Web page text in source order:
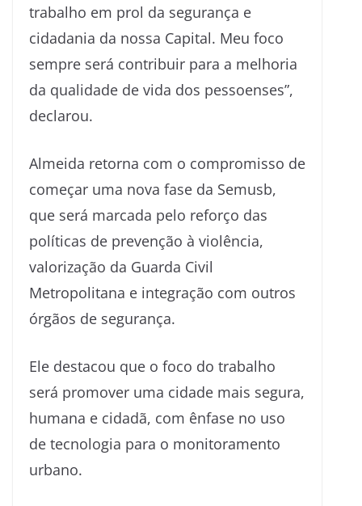
trabalho em prol da segurança e
cidadania da nossa Capital. Meu foco
sempre será contribuir para a melhoria
da qualidade de vida dos pessoenses”,
declarou.
Almeida retorna com o compromisso de
começar uma nova fase da Semusb,
que será marcada pelo reforço das
políticas de prevenção à violência,
valorização da Guarda Civil
Metropolitana e integração com outros
órgãos de segurança.
Ele destacou que o foco do trabalho
será promover uma cidade mais segura,
humana e cidadã, com ênfase no uso
de tecnologia para o monitoramento
urbano.